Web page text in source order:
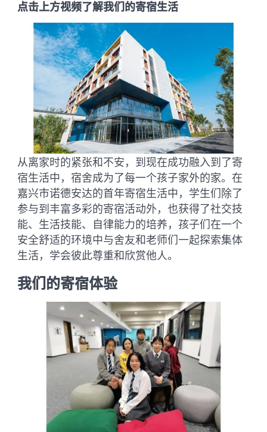
点击上方视频了解我们的寄宿生活
从离家时的紧张和不安，到现在成功融入到了寄
宿生活中，宿舍成为了每一个孩子家外的家。在
嘉兴市诺德安达的首年寄宿生活中，学生们除了
参与到丰富多彩的寄宿活动外，也获得了社交技
能、生活技能、自律能力的培养，孩子们在一个
安全舒适的环境中与舍友和老师们一起探索集体
生活，学会彼此尊重和欣赏他人。
我们的寄宿体验